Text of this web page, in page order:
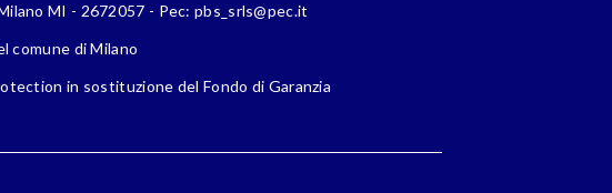
MI - 2672057 - Pec: pbs_srls@pec.it
comune di Milano
in sostituzione del Fondo di Garanzia